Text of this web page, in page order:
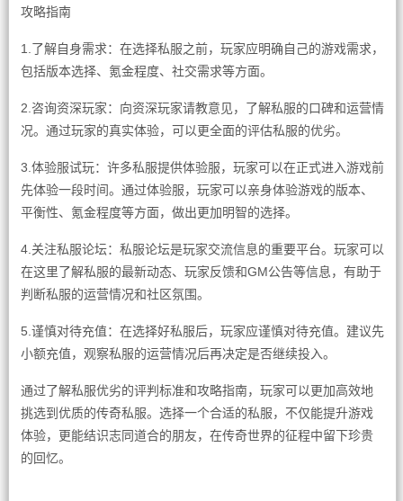
攻略指南
1.了解自身需求：在选择私服之前，玩家应明确自己的游戏需求，
包括版本选择、氪金程度、社交需求等方面。
2.咨询资深玩家：向资深玩家请教意见，了解私服的口碑和运营情
况。通过玩家的真实体验，可以更全面的评估私服的优劣。
3.体验服试玩：许多私服提供体验服，玩家可以在正式进入游戏前
先体验一段时间。通过体验服，玩家可以亲身体验游戏的版本、
平衡性、氪金程度等方面，做出更加明智的选择。
4.关注私服论坛：私服论坛是玩家交流信息的重要平台。玩家可以
在这里了解私服的最新动态、玩家反馈和GM公告等信息，有助于
判断私服的运营情况和社区氛围。
5.谨慎对待充值：在选择好私服后，玩家应谨慎对待充值。建议先
小额充值，观察私服的运营情况后再决定是否继续投入。
通过了解私服优劣的评判标准和攻略指南，玩家可以更加高效地
挑选到优质的传奇私服。选择一个合适的私服，不仅能提升游戏
体验，更能结识志同道合的朋友，在传奇世界的征程中留下珍贵
的回忆。